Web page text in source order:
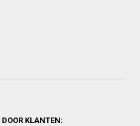
KLANTEN: